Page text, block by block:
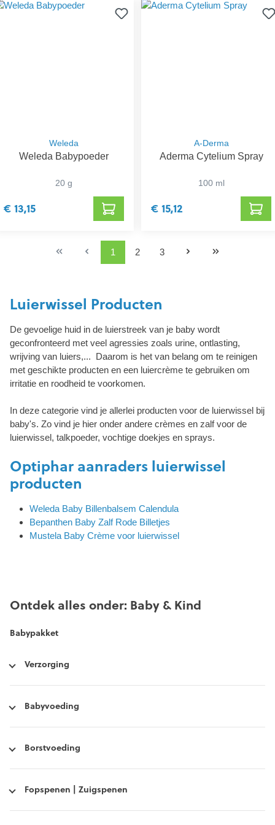
Weleda
Weleda Babypoeder
20 g
€ 13,15
A-Derma
Aderma Cytelium Spray
100 ml
€ 15,12
1 2 3
Luierwissel Producten
De gevoelige huid in de luierstreek van je baby wordt
geconfronteerd met veel agressies zoals urine, ontlasting,
wrijving van luiers,... Daarom is het van belang om te reinigen
met geschikte producten en een luiercrème te gebruiken om
irritatie en roodheid te voorkomen.
In deze categorie vind je allerlei producten voor de luierwissel bij
baby's. Zo vind je hier onder andere crèmes en zalf voor de
luierwissel, talkpoeder, vochtige doekjes en sprays.
Optiphar aanraders luierwissel
producten
Weleda Baby Billenbalsem Calendula
Bepanthen Baby Zalf Rode Billetjes
Mustela Baby Crème voor luierwissel
Ontdek alles onder: Baby & Kind
Babypakket
Verzorging
Babyvoeding
Borstvoeding
Fopspenen | Zuigspenen